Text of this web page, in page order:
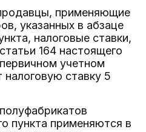
применяющие
указанных в абзаце
налоговые ставки,
164 настоящего
учетном
ставку 5
пункта применяются в